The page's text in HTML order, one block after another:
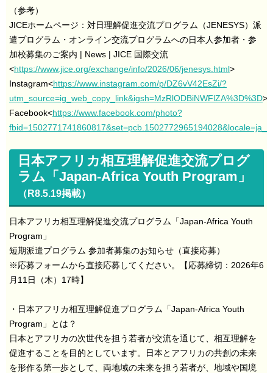
（参考）
JICEホームページ：対日理解促進交流プログラム（JENESYS）派
遣プログラム・オンライン交流プログラムへの日本人参加者・参
加校募集のご案内 | News | JICE 国際交流
<https://www.jice.org/exchange/info/2026/06/jenesys.html>
Instagram<https://www.instagram.com/p/DZ6vV42EsZi/?
utm_source=ig_web_copy_link&igsh=MzRlODBiNWFlZA%3D%3D>
Facebook<https://www.facebook.com/photo?
日本アフリカ相互理解促進交流プログ
ラム「Japan-Africa Youth Program」
（R8.5.19掲載）
日本アフリカ相互理解促進交流プログラム「Japan-Africa Youth
Program」
短期派遣プログラム 参加者募集のお知らせ（直接応募）
※応募フォームから直接応募してください。【応募締切：2026年6
月11日（木）17時】
・日本アフリカ相互理解促進プログラム「Japan-Africa Youth
Program」とは？
日本とアフリカの次世代を担う若者が交流を通じて、相互理解を
促進することを目的としています。日本とアフリカの共創の未来
を形作る第一歩として、両地域の未来を担う若者が、地域や国境